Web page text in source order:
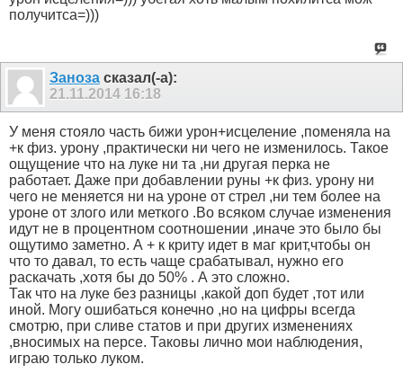
получитса=)))
Заноза сказал(-а):
21.11.2014 16:18
У меня стояло часть бижи урон+исцеление ,поменяла на
+к физ. урону ,практически ни чего не изменилось. Такое
ощущение что на луке ни та ,ни другая перка не
работает. Даже при добавлении руны +к физ. урону ни
чего не меняется ни на уроне от стрел ,ни тем более на
уроне от злого или меткого .Во всяком случае изменения
идут не в процентном соотношении ,иначе это было бы
ощутимо заметно. А + к криту идет в маг крит,чтобы он
что то давал, то есть чаще срабатывал, нужно его
раскачать ,хотя бы до 50% . А это сложно.
Так что на луке без разницы ,какой доп будет ,тот или
иной. Могу ошибаться конечно ,но на цифры всегда
смотрю, при сливе статов и при других изменениях
,вносимых на персе. Таковы лично мои наблюдения,
играю только луком.